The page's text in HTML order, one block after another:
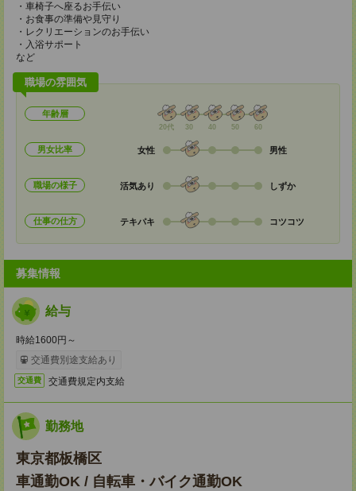
・車椅子へ座るお手伝い
・お食事の準備や見守り
・レクリエーションのお手伝い
・入浴サポート
など
職場の雰囲気
年齢層
20代 30 40 50 60
男女比率 女性 男性
職場の様子 活気あり しずか
仕事の仕方 テキパキ コツコツ
募集情報
給与
時給1600円～
交通費別途支給あり
交通費 交通費規定内支給
勤務地
東京都板橋区
車通勤OK / 自転車・バイク通勤OK